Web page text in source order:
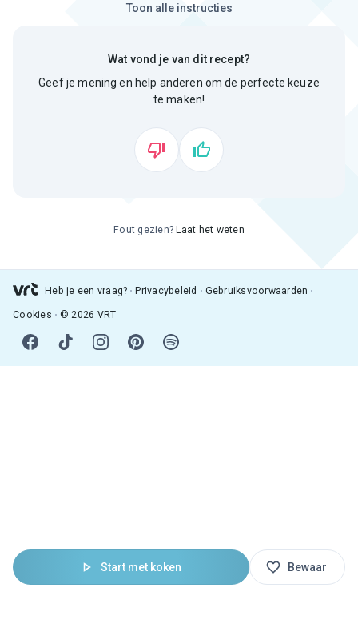
Start met koken Bewaar
Toon alle instructies
Wat vond je van dit recept?
Geef je mening en help anderen om de perfecte keuze
te maken!
Fout gezien? Laat het weten
Heb je een vraag? Privacybeleid Gebruiksvoorwaarden
Cookies © 2026 VRT